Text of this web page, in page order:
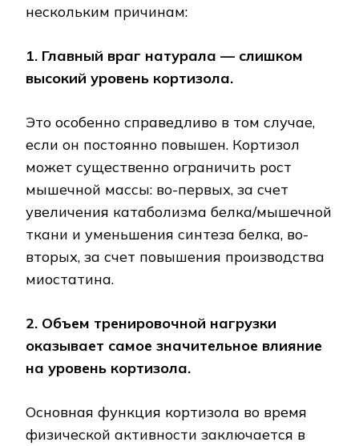
нескольким причинам:
1. Главный враг натурала — слишком
высокий уровень кортизола.
Это особенно справедливо в том случае,
если он постоянно повышен. Кортизол
может существенно ограничить рост
мышечной массы: во-первых, за счет
увеличения катаболизма белка/мышечной
ткани и уменьшения синтеза белка, во-
вторых, за счет повышения производства
миостатина.
2. Объем тренировочной нагрузки
оказывает самое значительное влияние
на уровень кортизола.
Основная функция кортизола во время
физической активности заключается в